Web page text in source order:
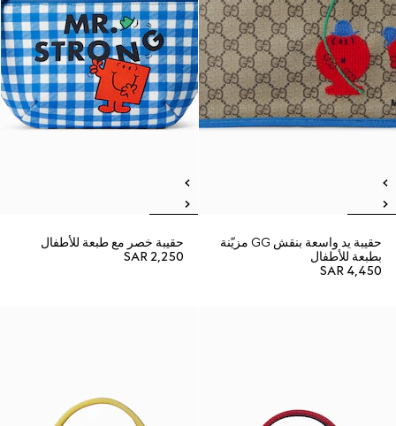
حقيبة يد واسعة بنقش GG مزيّنة
بطبعة للأطفال
SAR 4,450
حقيبة خصر مع طبعة للأطفال
SAR 2,250